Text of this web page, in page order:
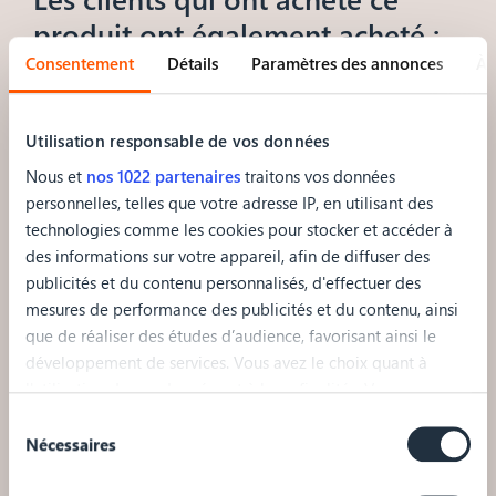
Consentement Détails Paramètres des annonces
Utilisation responsable de vos données
Nous et nos 1022 partenaires traitons vos données
personnelles, telles que votre adresse IP, en utilisant des
technologies comme les cookies pour stocker et accéder à
des informations sur votre appareil, afin de diffuser des
publicités et du contenu personnalisés, d'effectuer des
mesures de performance des publicités et du contenu, ainsi
que de réaliser des études d’audience, favorisant ainsi le
développement de services. Vous avez le choix quant à
l'utilisation de vos données et à leurs finalités. Vous pouvez
consultant la Déclaration relative aux cookies ou en cliquant
consentement
Nécessaires
produit ont également acheté :
Morphoplus
799,00 €
639,20 €